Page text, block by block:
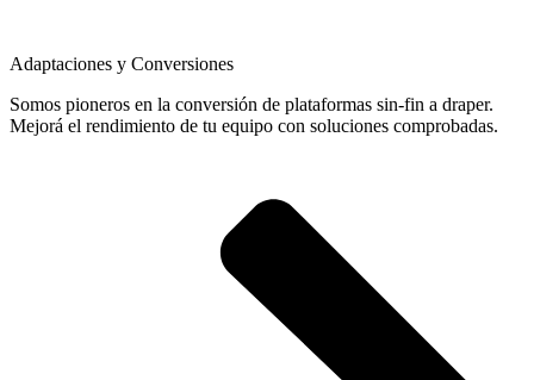
Adaptaciones y Conversiones
Somos pioneros en la conversión de plataformas sin-fin a draper.
Mejorá el rendimiento de tu equipo con soluciones comprobadas.